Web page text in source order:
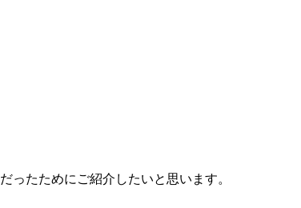
ったためにご紹介したいと思います。